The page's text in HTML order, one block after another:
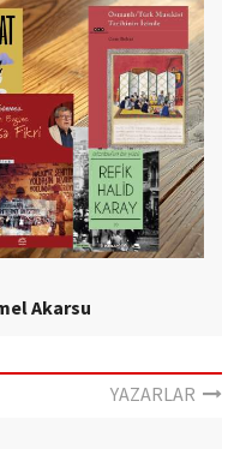
Akarsu
YAZARLAR